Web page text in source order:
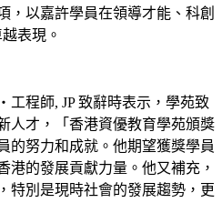
，以嘉許學員在領導才能、科創
表現。
工程師, JP 致辭時表示，學苑致
人才，「香港資優教育學苑頒獎
的努力和成就。他期望獲獎學員
港的發展貢獻力量。他又補充，
特別是現時社會的發展趨勢，更